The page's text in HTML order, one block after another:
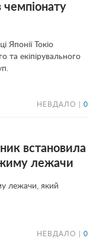
чемпіонату
Японії Токіо
та екіпірувального
НЕВДАЛО | 0
встановила
жиму лежачи
лежачи, який
НЕВДАЛО | 0